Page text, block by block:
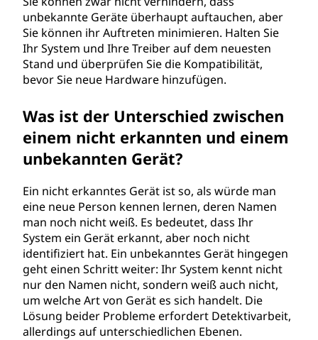
unbekannte Geräte überhaupt auftauchen, aber
Sie können ihr Auftreten minimieren. Halten Sie
Ihr System und Ihre Treiber auf dem neuesten
Stand und überprüfen Sie die Kompatibilität,
bevor Sie neue Hardware hinzufügen.
Was ist der Unterschied zwischen
einem nicht erkannten und einem
unbekannten Gerät?
Ein nicht erkanntes Gerät ist so, als würde man
eine neue Person kennen lernen, deren Namen
man noch nicht weiß. Es bedeutet, dass Ihr
System ein Gerät erkannt, aber noch nicht
identifiziert hat. Ein unbekanntes Gerät hingegen
geht einen Schritt weiter: Ihr System kennt nicht
nur den Namen nicht, sondern weiß auch nicht,
um welche Art von Gerät es sich handelt. Die
Lösung beider Probleme erfordert Detektivarbeit,
allerdings auf unterschiedlichen Ebenen.